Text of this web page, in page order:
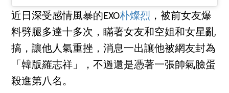
近日深受感情風暴的EXO朴燦烈 ，被前女友爆
料劈腿多達十多次，瞞著女友和空姐和女星亂
搞，讓他人氣重挫，消息一出讓他被網友封為
「韓版羅志祥」，不過還是憑著一張帥氣臉蛋
殺進第八名。